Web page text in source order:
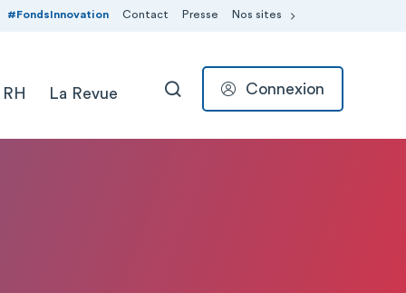
#FondsInnovation Contact Presse Nos sites
La Revue RECHERCHER
Connexion